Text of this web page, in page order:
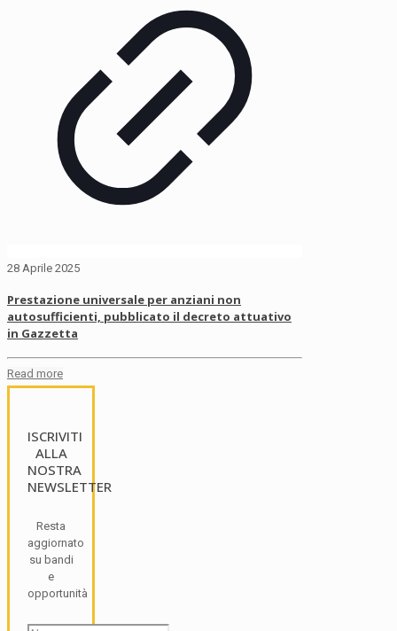
28 Aprile 2025
Prestazione universale per anziani non
autosufficienti, pubblicato il decreto attuativo
in Gazzetta
Read more
ISCRIVITI
ALLA
NOSTRA
NEWSLETTER
Resta
aggiornato
su bandi
e
opportunità